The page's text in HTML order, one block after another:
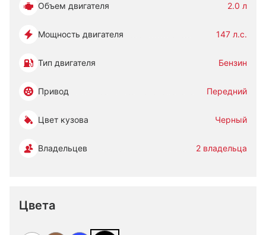
Объем двигателя 2.0 л
Мощность двигателя 147 л.с.
Тип двигателя Бензин
Привод Передний
Цвет кузова Черный
Владельцев 2 владельца
Цвета